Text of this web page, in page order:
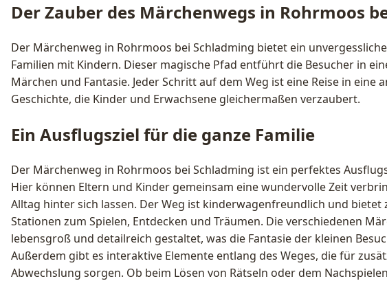
Der Zauber des Märchenwegs in Rohrmoos
Der Märchenweg in Rohrmoos bei Schladming bietet ein
Familien mit Kindern. Dieser magische Pfad entführt die Besucher in
Märchen und Fantasie. Jeder Schritt auf dem Weg ist eine Reise in eine
Geschichte, die Kinder und Erwachsene gleichermaßen verzaubert.
Ein Ausflugsziel für die ganze Familie
Der Märchenweg in Rohrmoos bei Schladming ist ein perfektes
Hier können Eltern und Kinder gemeinsam eine wundervolle Zeit
Alltag hinter sich lassen. Der Weg ist kinderwagenfreundlich und bietet
Stationen zum Spielen, Entdecken und Träumen. Die verschiedenen
lebensgroß und detailreich gestaltet, was die Fantasie der kleinen
Außerdem gibt es interaktive Elemente entlang des Weges, die für
Abwechslung sorgen. Ob beim Lösen von Rätseln oder dem